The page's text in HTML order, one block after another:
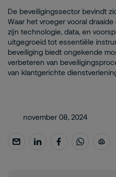
De beveiligingssector bevindt
Waar het vroeger vooral
zijn technologie, data, en
uitgegroeid tot essentiële
beveiliging biedt ongekende
verbeteren van
van klantgerichte
november 08, 2024